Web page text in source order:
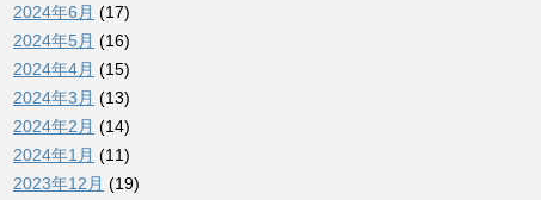
2024年6月 (17)
2024年5月 (16)
2024年4月 (15)
2024年3月 (13)
2024年2月 (14)
2024年1月 (11)
2023年12月 (19)